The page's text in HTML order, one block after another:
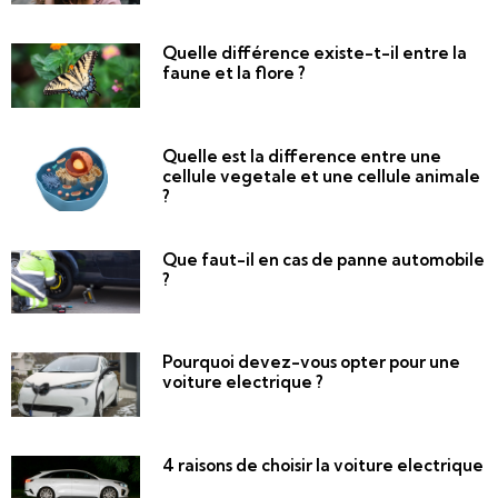
Quelle différence existe-t-il entre la
faune et la flore ?
Quelle est la difference entre une
cellule vegetale et une cellule animale
?
Que faut-il en cas de panne automobile
?
Pourquoi devez-vous opter pour une
voiture electrique ?
4 raisons de choisir la voiture electrique